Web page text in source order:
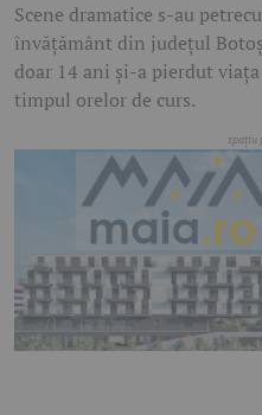
Scene dramatice s-au
învățământ din județul
doar 14 ani și-a pierdut
timpul orelor de curs.